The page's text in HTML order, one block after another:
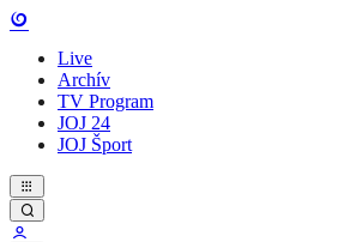
Live
Archív
TV Program
JOJ 24
JOJ Šport